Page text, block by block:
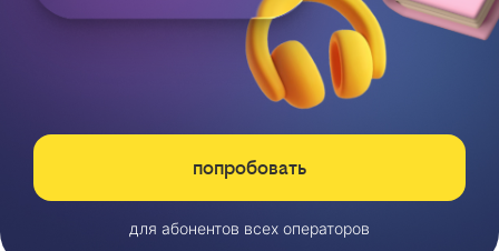
попробовать
для абонентов всех операторов